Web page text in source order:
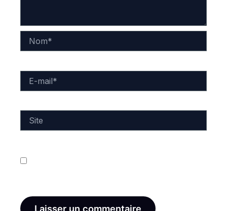
mail*